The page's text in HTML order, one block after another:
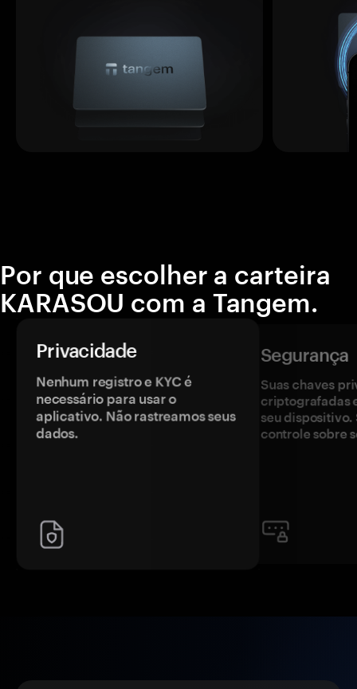
Por que escolher a carteira
KARASOU com a Tangem.
Privacidade
Nenhum registro e KYC é
necessário para usar o
aplicativo. Não rastreamos seus
dados.
Segurança
Suas chaves
criptografadas
seu dispositivo.
controle sobre